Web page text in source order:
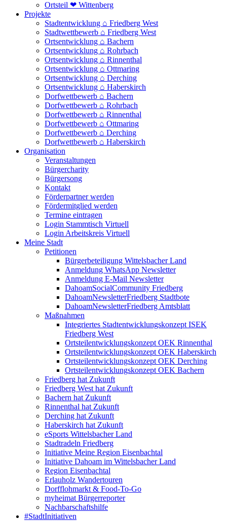
Ortsteil ❤ Wittenberg
Projekte
Stadtentwicklung ⌂ Friedberg West
Stadtwettbewerb ⌂ Friedberg West
Ortsentwicklung ⌂ Bachern
Ortsentwicklung ⌂ Rohrbach
Ortsentwicklung ⌂ Rinnenthal
Ortsentwicklung ⌂ Ottmaring
Ortsentwicklung ⌂ Derching
Ortsentwicklung ⌂ Haberskirch
Dorfwettbewerb ⌂ Bachern
Dorfwettbewerb ⌂ Rohrbach
Dorfwettbewerb ⌂ Rinnenthal
Dorfwettbewerb ⌂ Ottmaring
Dorfwettbewerb ⌂ Derching
Dorfwettbewerb ⌂ Haberskirch
Organisation
Veranstaltungen
Bürgercharity
Bürgersong
Kontakt
Förderpartner werden
Fördermitglied werden
Termine eintragen
Login Stammtisch Virtuell
Login Arbeitskreis Virtuell
Meine Stadt
Petitionen
Bürgerbeteiligung Wittelsbacher Land
Anmeldung WhatsApp Newsletter
Anmeldung E-Mail Newsletter
DahoamSocialCommunity Friedberg
DahoamNewsletterFriedberg Stadtbote
DahoamNewsletterFriedberg Amtsblatt
Maßnahmen
Integriertes Stadtentwicklungskonzept ISEK
Friedberg West
Ortsteilentwicklungskonzept OEK Rinnenthal
Ortsteilentwicklungskonzept OEK Haberskirch
Ortsteilentwicklungskonzept OEK Derching
Ortsteilentwicklungskonzept OEK Bachern
Friedberg hat Zukunft
Friedberg West hat Zukunft
Bachern hat Zukunft
Rinnenthal hat Zukunft
Derching hat Zukunft
Haberskirch hat Zukunft
eSports Wittelsbacher Land
Stadtradeln Friedberg
Initiative Meine Region Eisenbachtal
Initiative Dahoam im Wittelsbacher Land
Region Eisenbachtal
Erlauholz Wandertouren
Dorfflohmarkt & Food-To-Go
myheimat Bürgerreporter
Nachbarschaftshilfe
#StadtInitiativen